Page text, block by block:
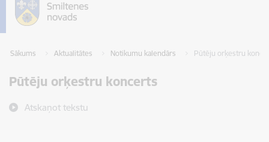
Sākums Aktualitātes Notikumu kalendārs Pūtēju orķestru
Pūtēju orķestru koncerts
Atskaņot tekstu